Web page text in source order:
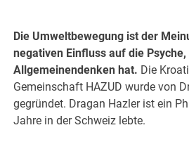
Die Umweltbewegung ist der
negativen Einfluss auf die Psyche,
Allgemeinendenken hat. Die
Gemeinschaft HAZUD wurde von
gegründet. Dragan Hazler ist ein
Jahre in der Schweiz lebte.